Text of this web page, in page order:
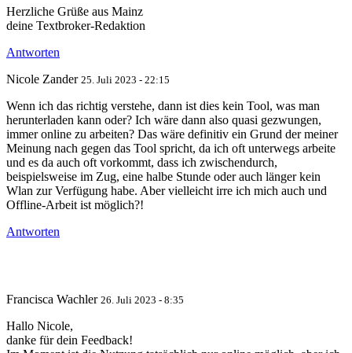
Herzliche Grüße aus Mainz
deine Textbroker-Redaktion
Antworten
Nicole Zander 25. Juli 2023 - 22:15
Wenn ich das richtig verstehe, dann ist dies kein Tool, was man
herunterladen kann oder? Ich wäre dann also quasi gezwungen,
immer online zu arbeiten? Das wäre definitiv ein Grund der meiner
Meinung nach gegen das Tool spricht, da ich oft unterwegs arbeite
und es da auch oft vorkommt, dass ich zwischendurch,
beispielsweise im Zug, eine halbe Stunde oder auch länger kein
Wlan zur Verfügung habe. Aber vielleicht irre ich mich auch und
Offline-Arbeit ist möglich?!
Antworten
Francisca Wachler 26. Juli 2023 - 8:35
Hallo Nicole,
danke für dein Feedback!